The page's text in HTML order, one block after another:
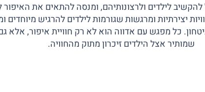
לילדים ולרצונותיהם, ומנסה להתאים את האיפור
יצירתיות ומרגשות שגורמות לילדים להרגיש מיוחדים
כל מפגש עם אדווה הוא לא רק חוויית איפור, אלא
שמותיר אצל הילדים זיכרון מתוק מהחוויה.